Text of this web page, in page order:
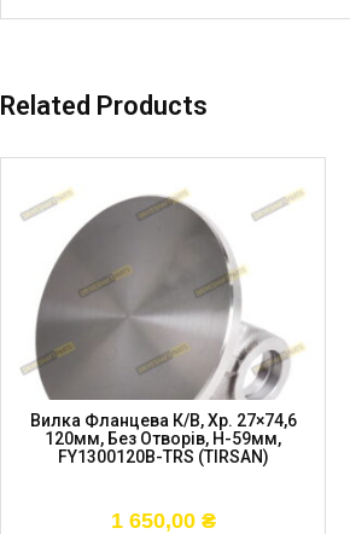
Related Products
Вилка Фланцева К/в, Хр. 27×74,6
120мм, Без Отворів, H-59мм,
FY1300120B-TRS (TIRSAN)
1 650,00 ₴